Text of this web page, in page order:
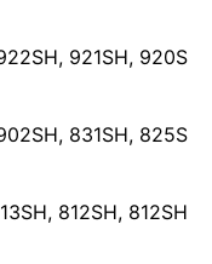
921SH, 920S
831SH, 825S
812SH, 812SH